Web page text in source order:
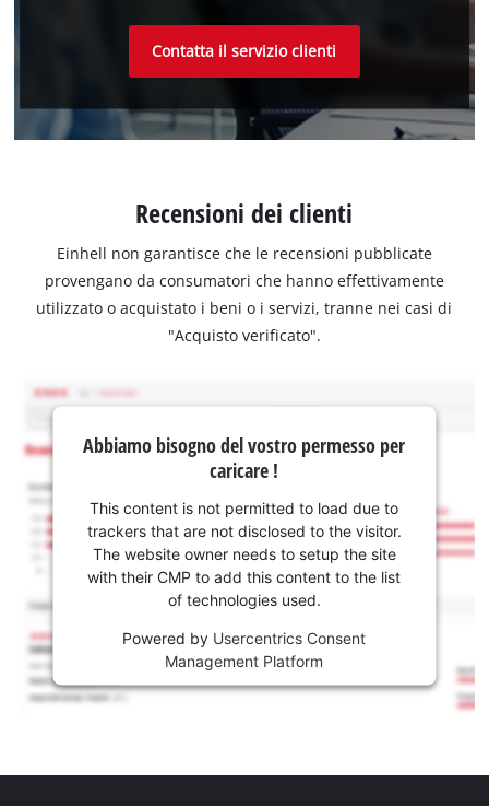
Contatta il servizio clienti
Recensioni dei clienti
Einhell non garantisce che le recensioni pubblicate
provengano da consumatori che hanno effettivamente
utilizzato o acquistato i beni o i servizi, tranne nei casi di
"Acquisto verificato".
Abbiamo bisogno del vostro permesso per
caricare !
This content is not permitted to load due to
trackers that are not disclosed to the visitor.
The website owner needs to setup the site
with their CMP to add this content to the list
of technologies used.
Powered by Usercentrics Consent
Management Platform